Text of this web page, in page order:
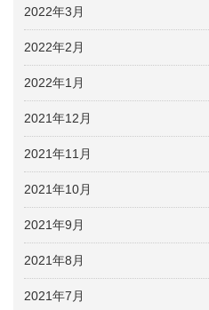
2022年3月
2022年2月
2022年1月
2021年12月
2021年11月
2021年10月
2021年9月
2021年8月
2021年7月